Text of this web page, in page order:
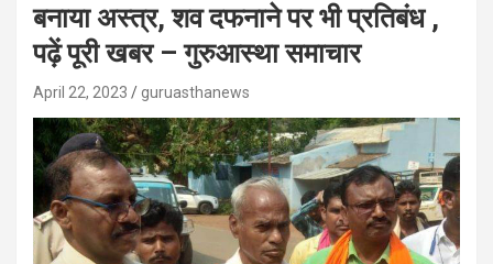
बनाया अस्त्र, शव दफनाने पर भी प्रतिबंध ,
पढ़ें पूरी खबर – गुरुआस्था समाचार
April 22, 2023 guruasthanews